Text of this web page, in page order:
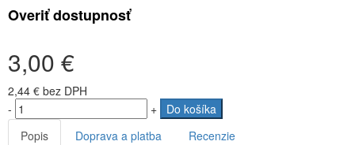
Overiť dostupnosť
3,00 €
2,44 € bez DPH
-
+
Do košíka
Popis
Doprava a platba Recenzie